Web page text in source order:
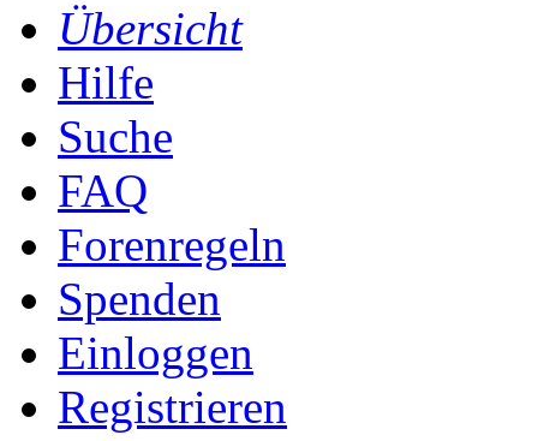
Übersicht
Hilfe
Suche
FAQ
Forenregeln
Spenden
Einloggen
Registrieren